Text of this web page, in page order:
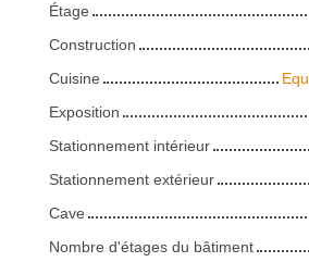
Étage
Construction
Cuisine
Exposition
Stationnement intérieur
Stationnement extérieur
Cave
Nombre d'étages du bâtiment